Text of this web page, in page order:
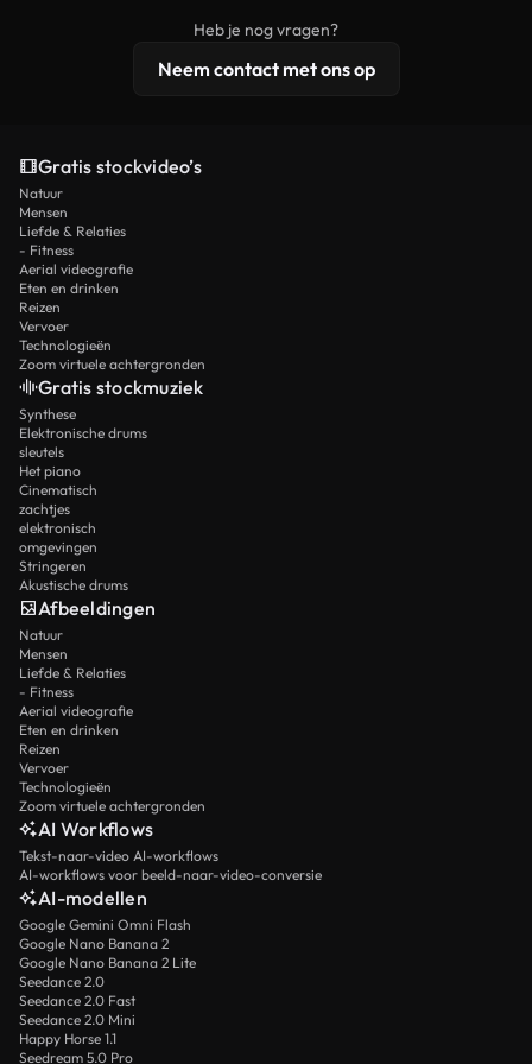
licentiebescherming omvat.
Heb je nog vragen?
Neem contact met ons op
Gratis stockvideo’s
Natuur
Mensen
Liefde & Relaties
- Fitness
Aerial videografie
Eten en drinken
Reizen
Vervoer
Technologieën
Zoom virtuele achtergronden
Gratis stockmuziek
Synthese
Elektronische drums
sleutels
Het piano
Cinematisch
zachtjes
elektronisch
omgevingen
Stringeren
Akustische drums
Afbeeldingen
Natuur
Mensen
Liefde & Relaties
- Fitness
Aerial videografie
Eten en drinken
Reizen
Vervoer
Technologieën
Zoom virtuele achtergronden
AI Workflows
Tekst-naar-video AI-workflows
AI-workflows voor beeld-naar-video-conversie
AI-modellen
Google Gemini Omni Flash
Google Nano Banana 2
Google Nano Banana 2 Lite
Seedance 2.0
Seedance 2.0 Fast
Seedance 2.0 Mini
Happy Horse 1.1
Seedream 5.0 Pro